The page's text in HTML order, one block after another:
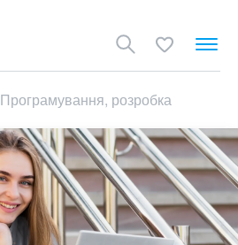
Програмування, розробка